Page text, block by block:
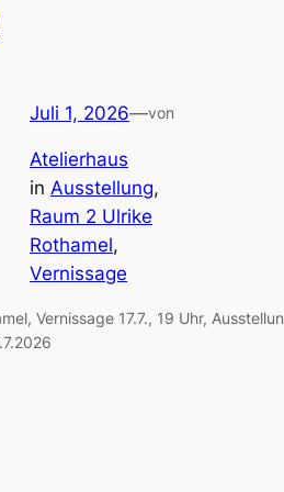
Juli 1, 2026—von
Atelierhaus
in Ausstellung
Raum 2 Ulrike
Rothamel
Vernissage
Vernissage 17.7., 19 Uhr,